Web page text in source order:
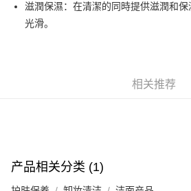
WeChat Pay
銀行匯款 請將存款存到以下銀行帳戶，並於存
eshop@colourmix-cosmetics.com** **我們不
單。 如果訂購後七個工作天內我們未能收到有
付款後順豐站及營業點取貨
滋潤保濕：在清潔的同時提供滋潤和
光滑。
相关推荐
产品相关分类 (1)